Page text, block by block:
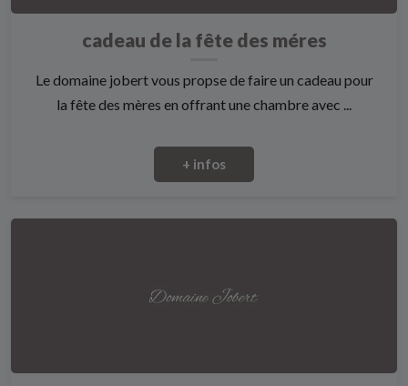
cadeau de la fête des méres
Le domaine jobert vous propse de faire un cadeau pour
la fête des mères en offrant une chambre avec ...
+ infos